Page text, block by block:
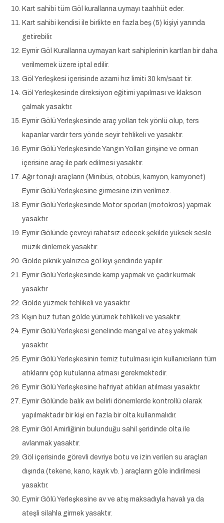
Kart sahibi tüm Göl kurallarına uymayı taahhüt eder.
Kart sahibi kendisi ile birlikte en fazla beş (5) kişiyi yanında
getirebilir.
Eymir Göl Kurallarına uymayan kart sahiplerinin kartları bir daha
verilmemek üzere iptal edilir.
Göl Yerleşkesi içerisinde azami hız limiti 30 km/saat tir.
Göl Yerleşkesinde direksiyon eğitimi yapılması ve klakson
çalmak yasaktır.
Eymir Gölü Yerleşkesinde araç yolları tek yönlü olup, ters
kapanlar vardır ters yönde seyir tehlikeli ve yasaktır.
Eymir Gölü Yerleşkesinde Yangın Yolları girişine ve orman
içerisine araç ile park edilmesi yasaktır.
Ağır tonajlı araçların (Minibüs, otobüs, kamyon, kamyonet)
Eymir Gölü Yerleşkesine girmesine izin verilmez.
Eymir Gölü Yerleşkesinde Motor sporları (motokros) yapmak
yasaktır.
Eymir Gölünde çevreyi rahatsız edecek şekilde yüksek sesle
müzik dinlemek yasaktır.
Gölde piknik yalnızca göl kıyı şeridinde yapılır.
Eymir Gölü Yerleşkesinde kamp yapmak ve çadır kurmak
yasaktır
Gölde yüzmek tehlikeli ve yasaktır.
Kışın buz tutan gölde yürümek tehlikeli ve yasaktır.
Eymir Gölü Yerleşkesi genelinde mangal ve ateş yakmak
yasaktır.
Eymir Gölü Yerleşkesinin temiz tutulması için kullanıcıların tüm
atıklarını çöp kutularına atması gerekmektedir.
Eymir Gölü Yerleşkesine hafriyat atıkları atılması yasaktır.
Eymir Gölünde balık avı belirli dönemlerde kontrollü olarak
yapılmaktadır bir kişi en fazla bir olta kullanmalıdır.
Eymir Göl Amirliğinin bulunduğu sahil şeridinde olta ile
avlanmak yasaktır.
Göl içerisinde görevli devriye botu ve izin verilen su araçları
dışında (tekene, kano, kayık vb. ) araçların göle indirilmesi
yasaktır.
Eymir Gölü Yerleşkesine av ve atış maksadıyla havalı ya da
ateşli silahla girmek yasaktır.